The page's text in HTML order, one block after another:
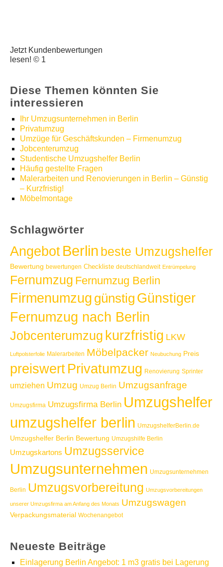
Jetzt Kundenbewertungen
lesen! © 1
Diese Themen könnten Sie
interessieren
Ihr Umzugsunternehmen in Berlin
Privatumzug
Umzüge für Geschäftskunden – Firmenumzug
Jobcenterumzug
Studentische Umzugshelfer Berlin
Häufig gestellte Fragen
Malerarbeiten und Renovierungen in Berlin – Günstig
– Kurzfristig!
Möbelmontage
Schlagwörter
AngebotBerlin beste Umzugshelfer
Bewertung bewertungen Checkliste deutschlandweit Entrümpelung
Fernumzug Fernumzug Berlin
Firmenumzug günstig Günstiger
Fernumzug nach Berlin
Jobcenterumzug kurzfristig LKW
Luftpolsterfolie Malerarbeiten Möbelpacker Neubuchung Preis
preiswert Privatumzug Renovierung Sprinter
umziehen Umzug Umzug Berlin Umzugsanfrage
Umzugsfirma Umzugsfirma Berlin Umzugshelfer
umzugshelfer berlin UmzugshelferBerlin.de
Umzugshelfer Berlin Bewertung Umzugshilfe Berlin
Umzugskartons Umzugsservice
Umzugsunternehmen Umzugsunternehmen
Berlin Umzugsvorbereitung Umzugsvorbereitungen
unserer Umzugsfirma am Anfang des Monats Umzugswagen
Verpackungsmaterial Wochenangebot
Neueste Beiträge
Einlagerung Berlin Angebot: 1 m3 gratis bei Lagerung